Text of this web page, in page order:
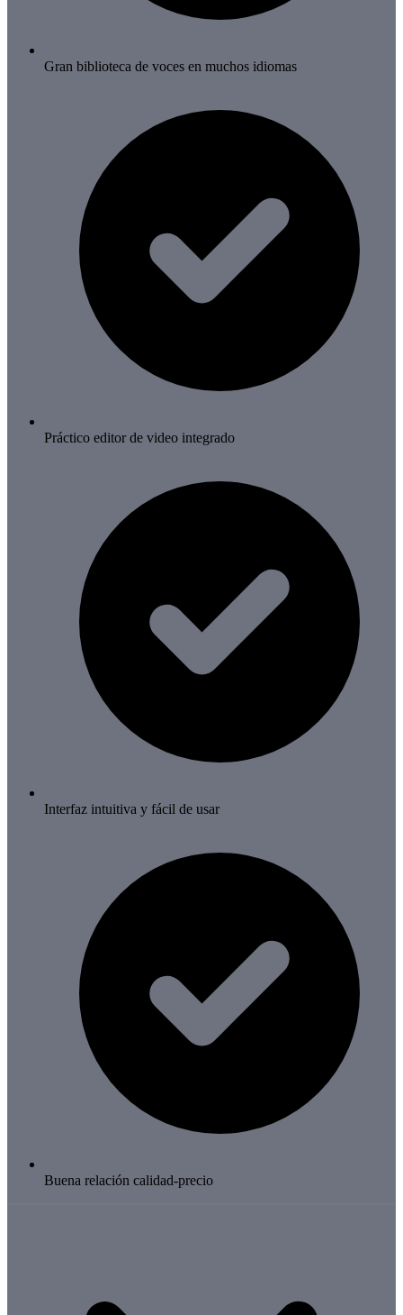
Gran biblioteca de voces en muchos idiomas
Práctico editor de video integrado
Interfaz intuitiva y fácil de usar
Buena relación calidad-precio